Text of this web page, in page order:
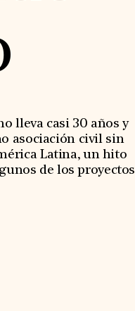
lleva casi 30 años y
asociación civil sin
Latina, un hito
de los proyectos